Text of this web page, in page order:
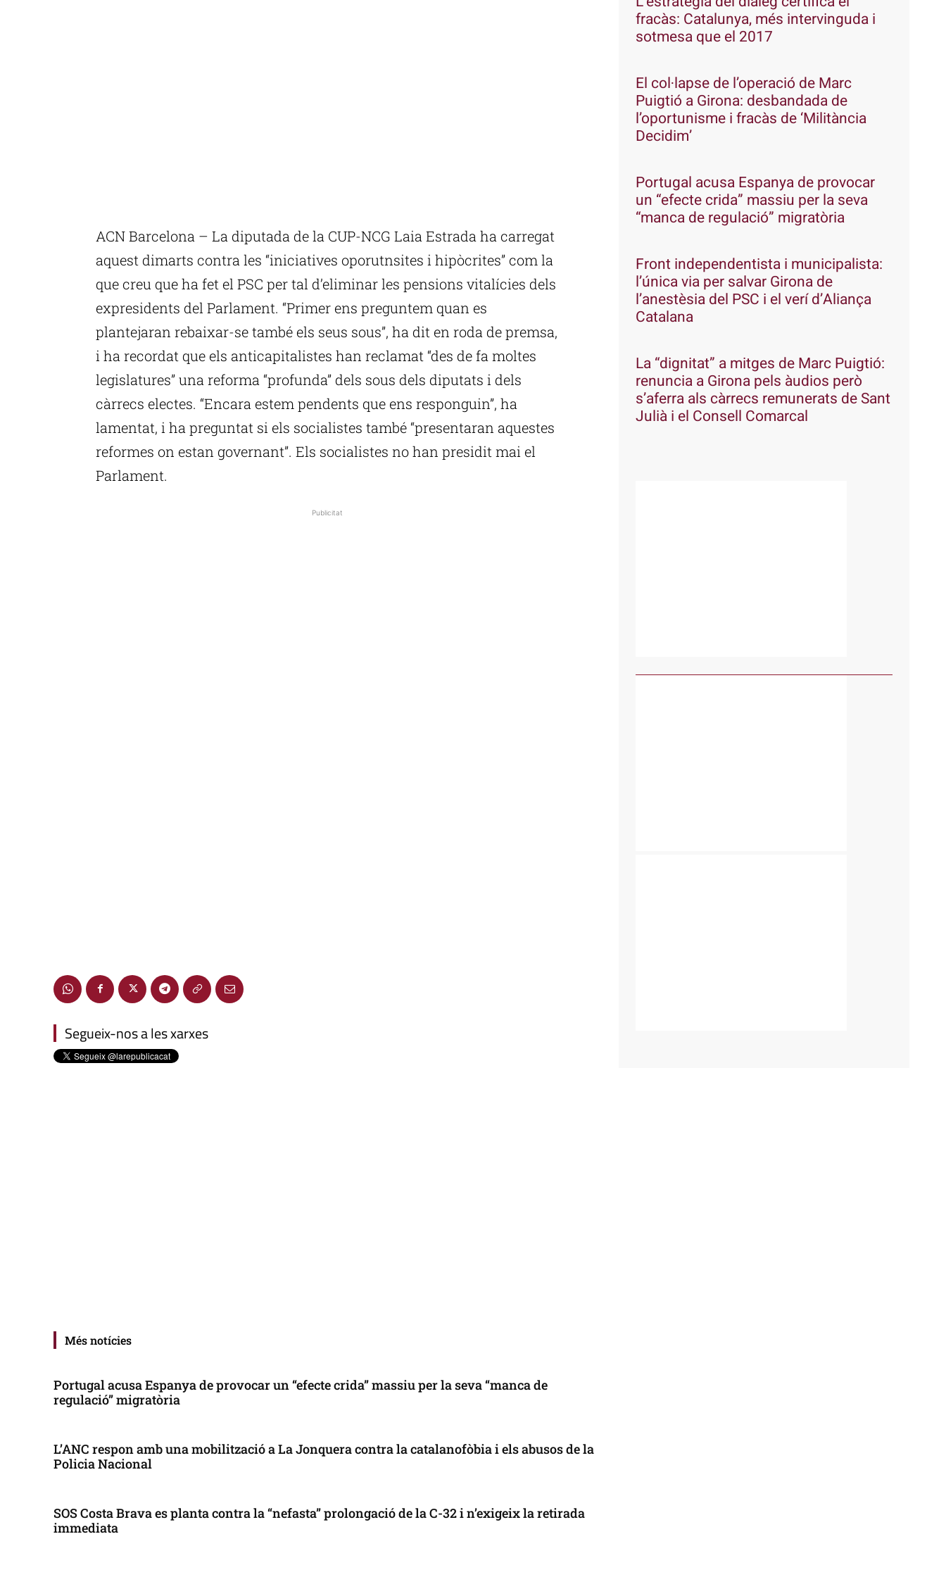
ACN Barcelona – La diputada de la CUP-NCG Laia Estrada ha carregat
aquest dimarts contra les “iniciatives oporutnsites i hipòcrites” com la
que creu que ha fet el PSC per tal d’eliminar les pensions vitalícies dels
expresidents del Parlament. “Primer ens preguntem quan es
plantejaran rebaixar-se també els seus sous”, ha dit en roda de premsa,
i ha recordat que els anticapitalistes han reclamat “des de fa moltes
legislatures” una reforma “profunda” dels sous dels diputats i dels
càrrecs electes. “Encara estem pendents que ens responguin”, ha
lamentat, i ha preguntat si els socialistes també “presentaran aquestes
reformes on estan governant”. Els socialistes no han presidit mai el
Parlament.
Publicitat
Segueix-nos a les xarxes
Més notícies
Portugal acusa Espanya de provocar un “efecte crida” massiu per la seva “manca de
regulació” migratòria
L’ANC respon amb una mobilització a La Jonquera contra la catalanofòbia i els abusos de la
Policia Nacional
SOS Costa Brava es planta contra la “nefasta” prolongació de la C-32 i n’exigeix la retirada
immediata
fracàs: Catalunya, més intervinguda i
sotmesa que el 2017
El col·lapse de l’operació de Marc
Puigtió a Girona: desbandada de
l’oportunisme i fracàs de ‘Militància
Decidim’
Portugal acusa Espanya de provocar
un “efecte crida” massiu per la seva
“manca de regulació” migratòria
Front independentista i municipalista:
l’única via per salvar Girona de
l’anestèsia del PSC i el verí d’Aliança
Catalana
La “dignitat” a mitges de Marc Puigtió:
renuncia a Girona pels àudios però
s’aferra als càrrecs remunerats de Sant
Julià i el Consell Comarcal